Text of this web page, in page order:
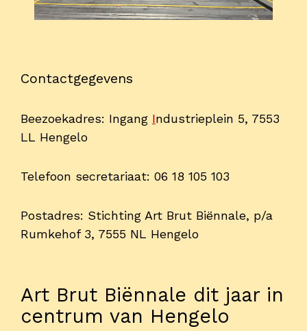
ANBI
Vrijwilligers
Contact
Contactgegevens
Beezoekadres: Ingang Industrieplein 5, 7553
LL Hengelo
Telefoon secretariaat: 06 18 105 103
Postadres: Stichting Art Brut Biënnale, p/a
Rumkehof 3, 7555 NL Hengelo
Art Brut Biënnale dit jaar in
centrum van Hengelo